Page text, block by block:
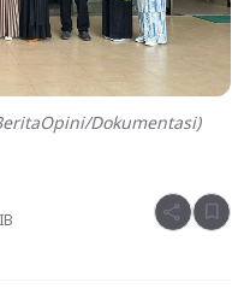
Dokumentasi)
share bookmark